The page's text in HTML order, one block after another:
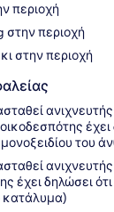
περιοχή
στην περιοχή
στην περιοχή
έχει
του
έχει δηλώσει
κατάλυμα)